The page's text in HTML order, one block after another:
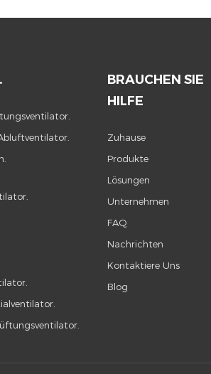
BRAUCHEN SIE
HILFE
Zuhause
Produkte
Lösungen
Unternehmen
FAQ
Nachrichten
Kontaktiere Uns
Blog